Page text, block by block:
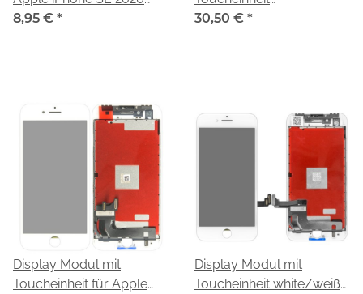
(A2296)
8,95 € *
black/schwarz für Apple
30,50 € *
Display Modul mit
Toucheinheit für Apple
Display Modul mit
Toucheinheit white/weiß